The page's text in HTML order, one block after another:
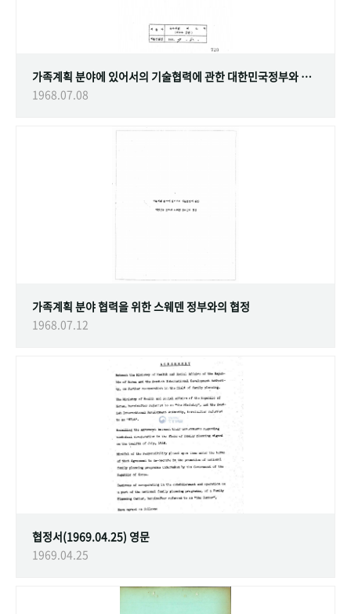
가족계획 분야에 있어서의 기술협력에 관한 대한민국정부와 스웨덴 정부간의 협정
1968.07.08
가족계획 분야 협력을 위한 스웨덴 정부와의 협정
1968.07.12
협정서(1969.04.25) 영문
1969.04.25